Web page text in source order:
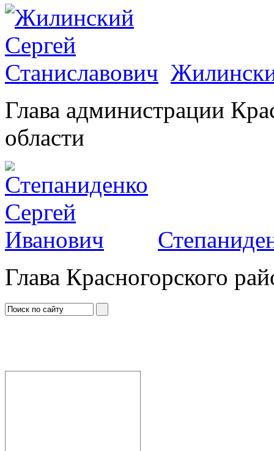
Глава администрации
области
Глава Красногорского